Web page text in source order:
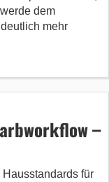
dem
mehr
–
für